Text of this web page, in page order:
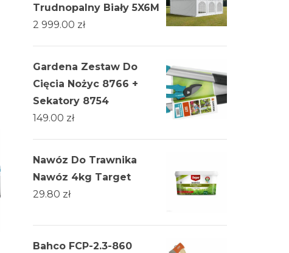
Trudnopalny Biały 5X6M
2 999.00 zł
Gardena Zestaw Do
Cięcia Nożyc 8766 +
Sekatory 8754
149.00 zł
Nawóz Do Trawnika
Nawóz 4kg Target
29.80 zł
Bahco FCP-2.3-860